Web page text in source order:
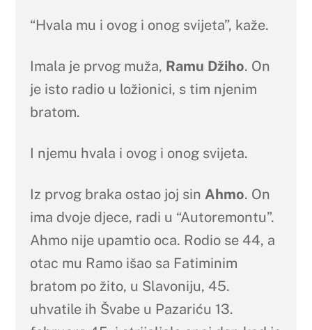
“Hvala mu i ovog i onog svijeta”, kaže.
Imala je prvog muža, Ramu Džiho. On
je isto radio u ložionici, s tim njenim
bratom.
I njemu hvala i ovog i onog svijeta.
Iz prvog braka ostao joj sin Ahmo. On
ima dvoje djece, radi u “Autoremontu”.
Ahmo nije upamtio oca. Rodio se 44, a
otac mu Ramo išao sa Fatiminim
bratom po žito, u Slavoniju, 45.
uhvatile ih Švabe u Pazariću 13.